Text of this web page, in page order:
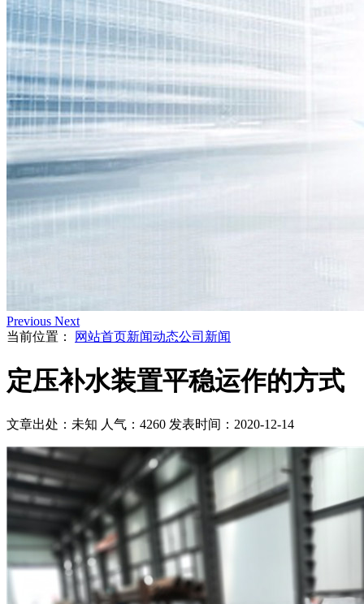
Previous Next
当前位置：
网站首页新闻动态公司新闻
定压补水装置平稳运作的方式
文章出处：未知 人气：4260 发表时间：2020-12-14